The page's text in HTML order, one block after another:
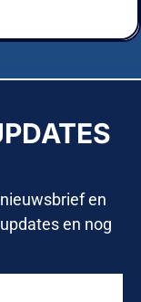
en
en nog